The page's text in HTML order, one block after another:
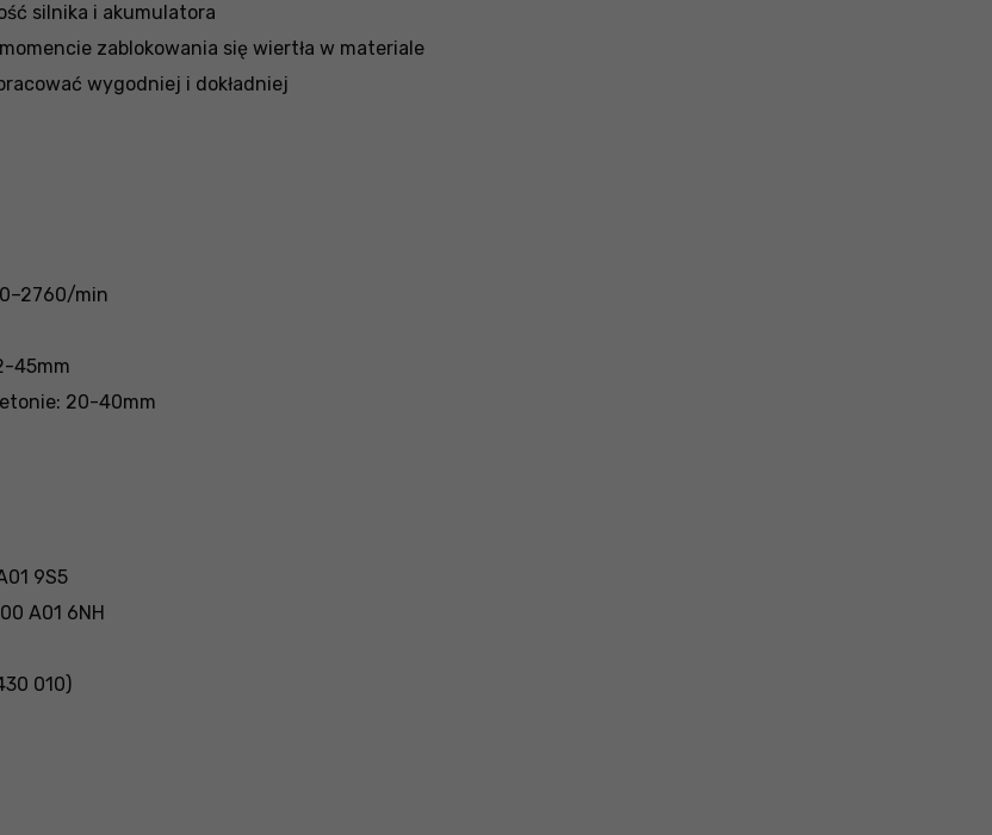
silnika i akumulatora
zablokowania się wiertła w materiale
wygodniej i dokładniej
min
45mm
20-40mm
9S5
A01 6NH
010)